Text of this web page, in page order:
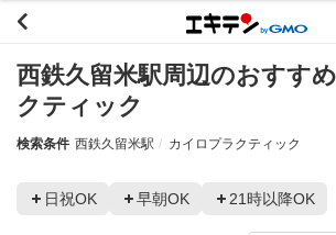
西鉄久留米駅周辺のおすす
クティック
検索条件 西鉄久留米駅 カイロプラクティック
日祝OK 早朝OK 21時以降OK